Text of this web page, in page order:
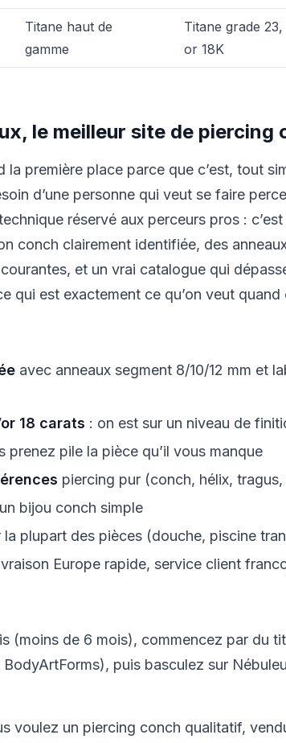
Titane haut de
gamme
Titane grade 23,
or 18K
le meilleur site de piercing
la première place parce que c’est, tout
d’une personne qui veut se faire
réservé aux perceurs pros :
conch clairement identifiée, des
et un vrai catalogue qui
qui est exactement ce qu’on veut
avec anneaux segment 8/10/12 mm et
18 carats : on est sur un niveau de
prenez pile la pièce qu’il vous manque
piercing pur (conch, hélix,
bijou conch simple
la plupart des pièces (douche, piscine
Europe rapide, service client
(moins de 6 mois), commencez par du
puis basculez sur
voulez un piercing conch qualitatif,